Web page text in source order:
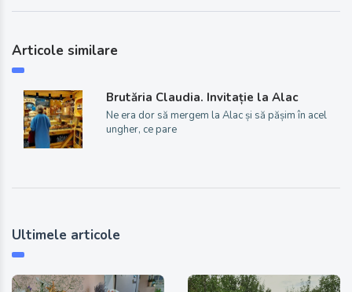
Articole similare
Brutăria Claudia. Invitație la Alac
Ne era dor să mergem la Alac și să pășim în acel
ungher, ce pare
Ultimele articole